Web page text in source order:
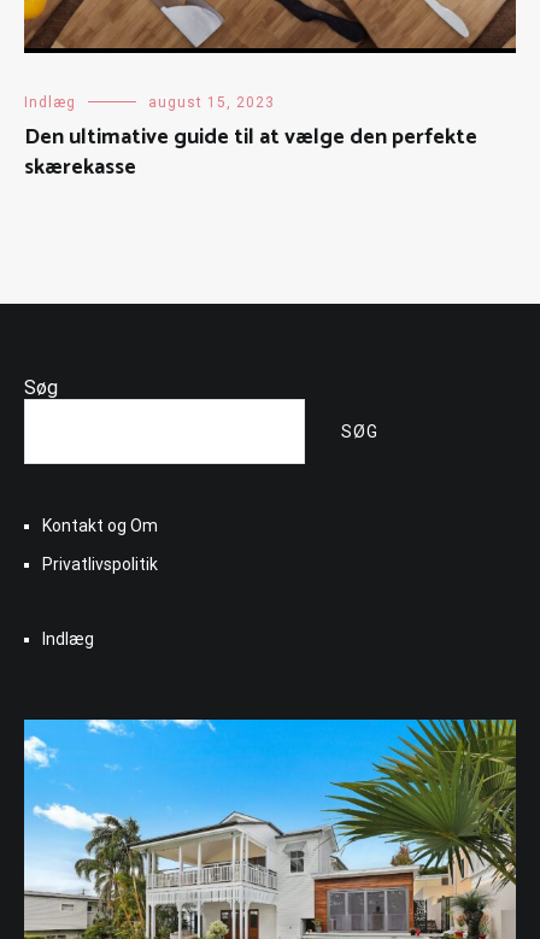
Indlæg august 15, 2023
Den ultimative guide til at vælge den perfekte
skærekasse
Søg
SØG
Kontakt og Om
Privatlivspolitik
Indlæg